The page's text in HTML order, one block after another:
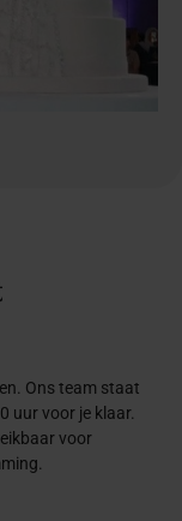
Ons team staat
uur voor je klaar.
voor